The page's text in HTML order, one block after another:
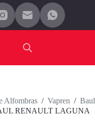
Alfombras / Vapren / Baul
RENAULT LAGUNA